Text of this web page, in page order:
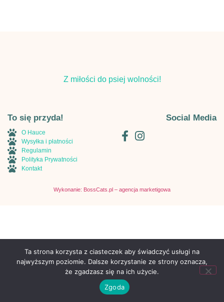
Z miłości do psiej wolności!
To się przyda!
O Hauce
Wysyłka i płatności
Regulamin
Polityka Prywatności
Kontakt
Social Media
Wykonanie: BossCats.pl – agencja marketigowa
Ta strona korzysta z ciasteczek aby świadczyć usługi na
najwyższym poziomie. Dalsze korzystanie ze strony oznacza,
że zgadzasz się na ich użycie.
Zgoda